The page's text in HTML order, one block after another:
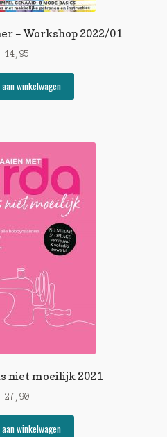
– Workshop 2022/01
14,95
aan winkelwagen
niet moeilijk 2021
27,90
aan winkelwagen